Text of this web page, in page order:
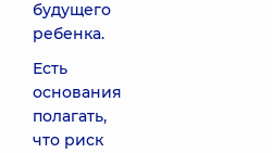
будущего
ребенка.
Есть
основания
полагать,
что риск